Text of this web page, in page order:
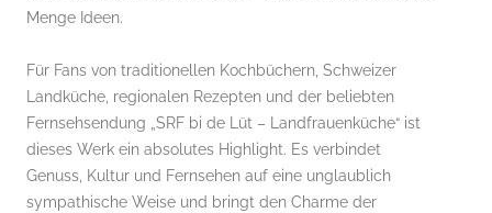
Menge Ideen.
Für Fans von traditionellen Kochbüchern, Schweizer
Landküche, regionalen Rezepten und der beliebten
Fernsehsendung „SRF bi de Lüt – Landfrauenküche“ ist
dieses Werk ein absolutes Highlight. Es verbindet
Genuss, Kultur und Fernsehen auf eine unglaublich
sympathische Weise und bringt den Charme der